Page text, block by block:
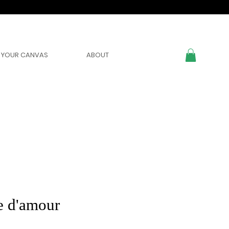
YOUR CANVAS ABOUT
d'amour